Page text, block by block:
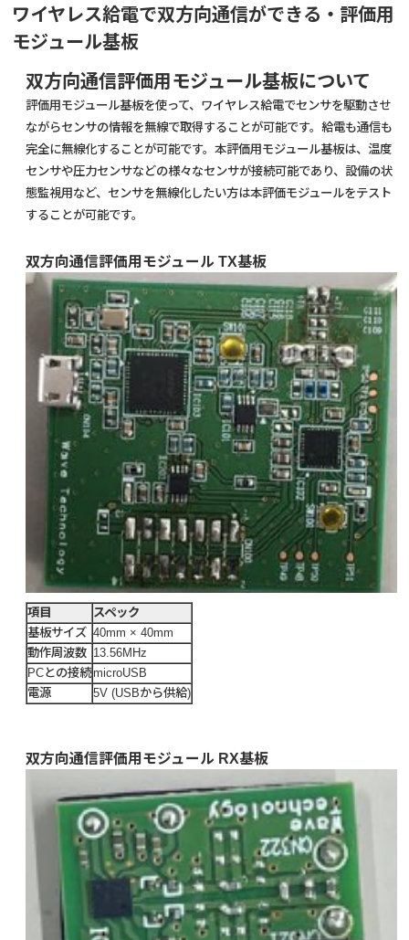
ワイヤレス給電で双方向通信ができる・評価用
モジュール基板
双方向通信評価用モジュール基板について
評価用モジュール基板を使って、ワイヤレス給電でセンサを駆動させ
ながらセンサの情報を無線で取得することが可能です。給電も通信も
完全に無線化することが可能です。本評価用モジュール基板は、温度
センサや圧力センサなどの様々なセンサが接続可能であり、設備の状
態監視用など、センサを無線化したい方は本評価モジュールをテスト
することが可能です。
双方向通信評価用モジュール TX基板
項目
スペック
基板サイズ 40mm × 40mm
動作周波数 13.56MHz
PCとの接続microUSB
電源
5V (USBから供給)
双方向通信評価用モジュール RX基板